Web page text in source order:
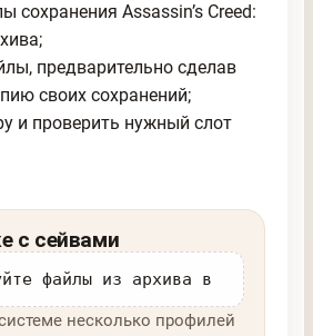
сохранения Assassin’s Creed:
предварительно сделав
своих сохранений;
и проверить нужный слот
с сейвами
файлы из архива в
несколько профилей